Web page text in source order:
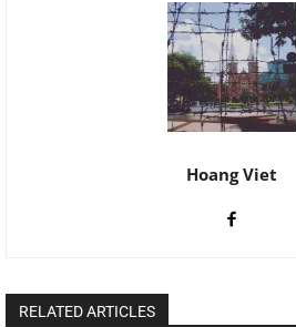
Hoang Viet
RELATED ARTICLES